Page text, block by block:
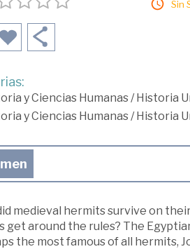
Sin
y Ciencias Humanas/Historia
y Ciencias Humanas/Historia
medieval hermits survive on
get around the rules? The
the most famous of all hermits,